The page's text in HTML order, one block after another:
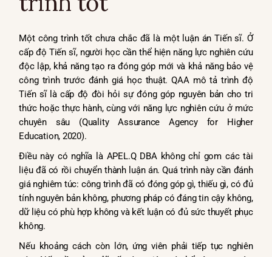
Một công trình tốt chưa chắc đã là một luận án Tiến sĩ. Ở
cấp độ Tiến sĩ, người học cần thể hiện năng lực nghiên cứu
độc lập, khả năng tạo ra đóng góp mới và khả năng bảo vệ
công trình trước đánh giá học thuật. QAA mô tả trình độ
Tiến sĩ là cấp độ đòi hỏi sự đóng góp nguyên bản cho tri
thức hoặc thực hành, cùng với năng lực nghiên cứu ở mức
chuyên sâu (Quality Assurance Agency for Higher
Education, 2020).
Điều này có nghĩa là APEL.Q DBA không chỉ gom các tài
liệu đã có rồi chuyển thành luận án. Quá trình này cần đánh
giá nghiêm túc: công trình đã có đóng góp gì, thiếu gì, có đủ
tính nguyên bản không, phương pháp có đáng tin cậy không,
dữ liệu có phù hợp không và kết luận có đủ sức thuyết phục
không.
Nếu khoảng cách còn lớn, ứng viên phải tiếp tục nghiên